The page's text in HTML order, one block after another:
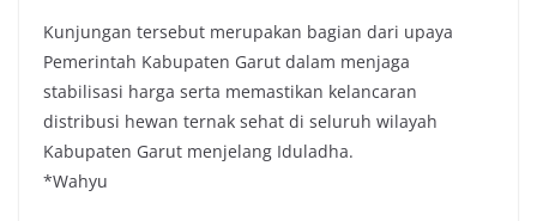
Kunjungan tersebut merupakan bagian dari upaya
Pemerintah Kabupaten Garut dalam menjaga
stabilisasi harga serta memastikan kelancaran
distribusi hewan ternak sehat di seluruh wilayah
Kabupaten Garut menjelang Iduladha.
*Wahyu